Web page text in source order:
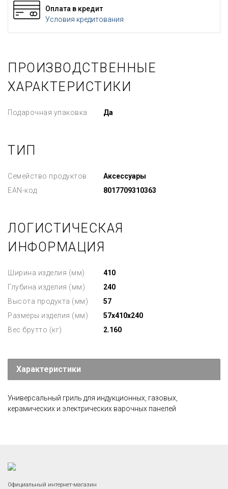
Оплата в кредит
Условия кредитования
ПРОИЗВОДСТВЕННЫЕ
ХАРАКТЕРИСТИКИ
Подарочная упаковка Да
ТИП
Семейство продуктов
Аксессуары
EAN-код
8017709310363
ЛОГИСТИЧЕСКАЯ
ИНФОРМАЦИЯ
Ширина изделия (мм)
410
Глубина изделия (мм)
240
Высота продукта (мм)
57
Размеры изделия (мм)
57x410x240
Вес брутто (кг)
2.160
Характеристики
Универсальный гриль для индукционных, газовых,
керамических и электрических варочных панелей
Официальный интернет-магазин